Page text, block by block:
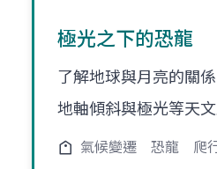
極光之下的恐龍
了解地球與月亮的關
地軸傾斜與極光等天
氣候變遷 恐龍 爬